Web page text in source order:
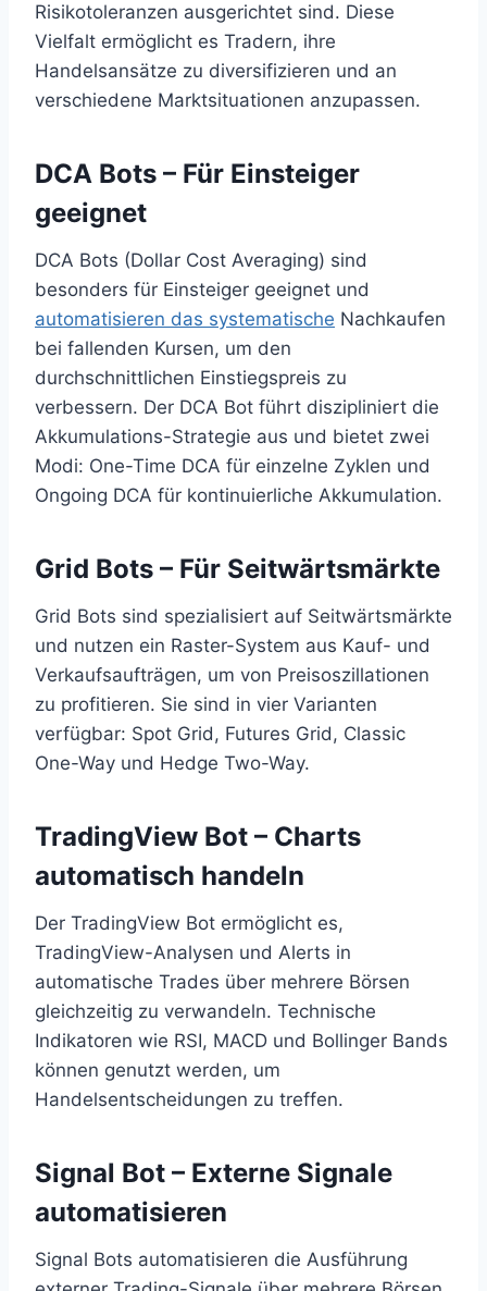
Risikotoleranzen ausgerichtet sind. Diese
Vielfalt ermöglicht es Tradern, ihre
Handelsansätze zu diversifizieren und an
verschiedene Marktsituationen anzupassen.
DCA Bots – Für Einsteiger
geeignet
DCA Bots (Dollar Cost Averaging) sind
besonders für Einsteiger geeignet und
automatisieren das systematische Nachkaufen
bei fallenden Kursen, um den
durchschnittlichen Einstiegspreis zu
verbessern. Der DCA Bot führt diszipliniert die
Akkumulations-Strategie aus und bietet zwei
Modi: One-Time DCA für einzelne Zyklen und
Ongoing DCA für kontinuierliche Akkumulation.
Grid Bots – Für Seitwärtsmärkte
Grid Bots sind spezialisiert auf Seitwärtsmärkte
und nutzen ein Raster-System aus Kauf- und
Verkaufsaufträgen, um von Preisoszillationen
zu profitieren. Sie sind in vier Varianten
verfügbar: Spot Grid, Futures Grid, Classic
One-Way und Hedge Two-Way.
TradingView Bot – Charts
automatisch handeln
Der TradingView Bot ermöglicht es,
TradingView-Analysen und Alerts in
automatische Trades über mehrere Börsen
gleichzeitig zu verwandeln. Technische
Indikatoren wie RSI, MACD und Bollinger Bands
können genutzt werden, um
Handelsentscheidungen zu treffen.
Signal Bot – Externe Signale
automatisieren
Signal Bots automatisieren die Ausführung